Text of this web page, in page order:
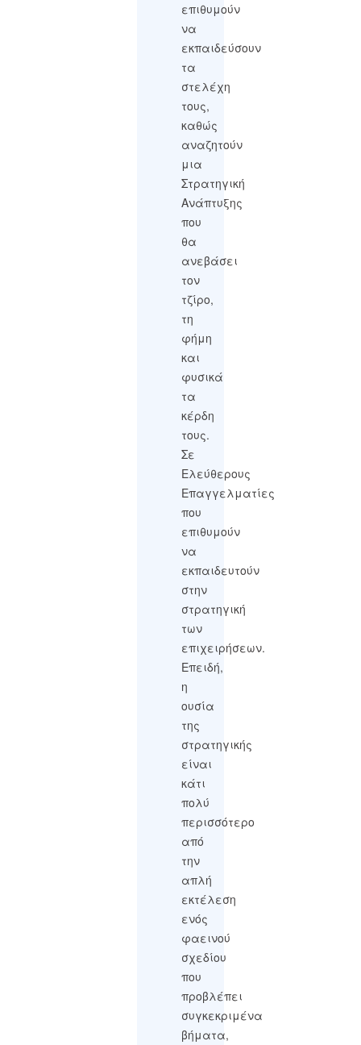
επιθυμούν
να
εκπαιδεύσουν
τα
στελέχη
τους,
καθώς
αναζητούν
μια
Στρατηγική
Ανάπτυξης
που
θα
ανεβάσει
τον
τζίρο,
τη
φήμη
και
φυσικά
τα
κέρδη
τους.
Σε
Ελεύθερους
Επαγγελματίες
που
επιθυμούν
να
εκπαιδευτούν
στην
στρατηγική
των
επιχειρήσεων.
Επειδή,
η
ουσία
της
στρατηγικής
είναι
κάτι
πολύ
περισσότερο
από
την
απλή
εκτέλεση
ενός
φαεινού
σχεδίου
που
προβλέπει
συγκεκριμένα
βήματα,